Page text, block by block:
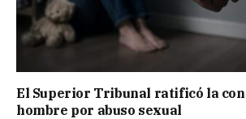
El Superior Tribunal ratificó la
hombre por abuso sexual